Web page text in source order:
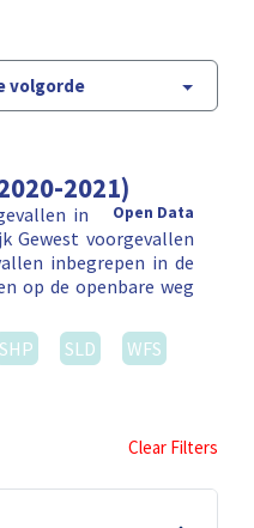
volgorde
2021)
Open Data
in
Gewest voorgevallen
inbegrepen in de
op de openbare weg
SHP SLD
WFS
Clear Filters